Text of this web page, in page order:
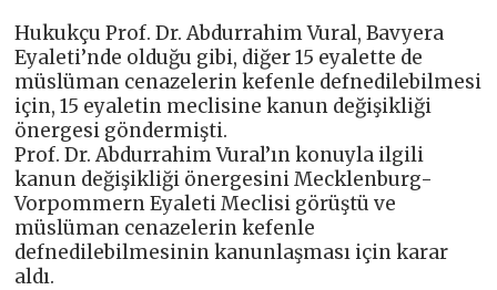
Hukukçu Prof. Dr. Abdurrahim Vural, Bavyera
Eyaleti’nde olduğu gibi, diğer 15 eyalette de
müslüman cenazelerin kefenle defnedilebilmesi
için, 15 eyaletin meclisine kanun değişikliği
önergesi göndermişti.
Prof. Dr. Abdurrahim Vural’ın konuyla ilgili
kanun değişikliği önergesini Mecklenburg-
Vorpommern Eyaleti Meclisi görüştü ve
müslüman cenazelerin kefenle
defnedilebilmesinin kanunlaşması için karar
aldı.